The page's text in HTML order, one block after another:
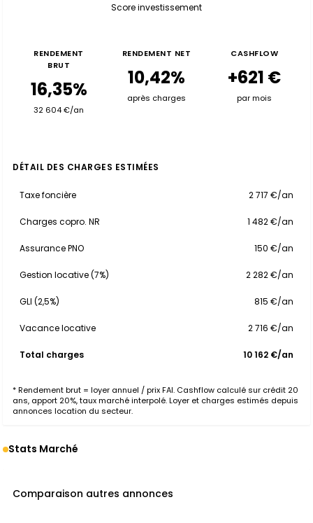
Score investissement
RENDEMENT
BRUT
16,35%
32 604 €/an
RENDEMENT NET
10,42%
après charges
CASHFLOW
+621 €
par mois
DÉTAIL DES CHARGES ESTIMÉES
Taxe foncière 2 717 €/an
Charges copro. NR 1 482 €/an
Assurance PNO 150 €/an
Gestion locative (7%) 2 282 €/an
GLI (2,5%) 815 €/an
Vacance locative 2 716 €/an
Total charges 10 162 €/an
* Rendement brut = loyer annuel / prix FAI. Cashflow calculé sur crédit 20
ans, apport 20%, taux marché interpolé. Loyer et charges estimés depuis
annonces location du secteur.
Stats Marché
Comparaison autres annonces